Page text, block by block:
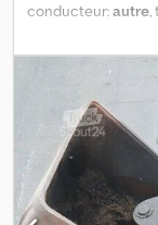
conducteur:autre,
véhicule :
50 cm de largeur
INFORMATIONS
Modifications,